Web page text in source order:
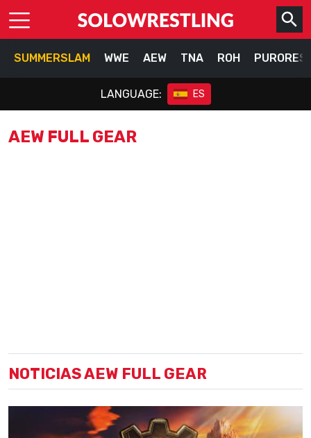
SUMMERSLAM WWE AEW TNA ROH
LANGUAGE: ES
AEW FULL GEAR
NOTICIAS AEW FULL GEAR